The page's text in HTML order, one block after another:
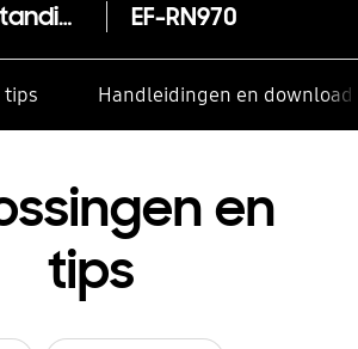
Protective Standing Cover Galaxy Note10 EF-RN970
tips Handleidingen en
en
tips